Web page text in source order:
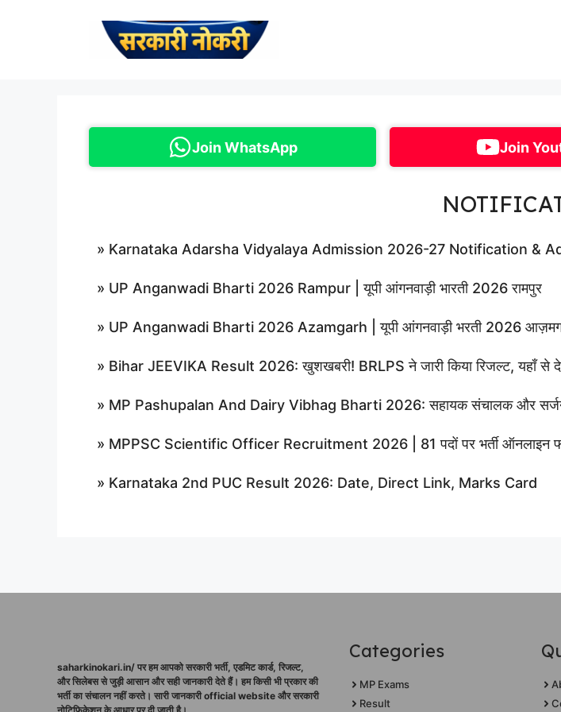
Join WhatsApp Join
» Karnataka Adarsha Vidyalaya Admission 2026-27 Notification &
» UP Anganwadi Bharti 2026 Rampur | यूपी आंगनवाड़ी भारती 2026 रामपुर
» UP Anganwadi Bharti 2026 Azamgarh | यूपी आंगनवाड़ी भरती 2026
» Bihar JEEVIKA Result 2026: खुशखबरी! BRLPS ने जारी किया रिजल्ट, यहाँ
» MP Pashupalan And Dairy Vibhag Bharti 2026: सहायक संचालक और सर्जन
» MPPSC Scientific Officer Recruitment 2026 | 81 पदों पर भर्ती ऑनलाइन
» Karnataka 2nd PUC Result 2026: Date, Direct Link, Marks Card
saharkinokari.in/ पर हम आपको सरकारी भर्ती, एडमिट कार्ड, रिजल्ट,
और सिलेबस से जुड़ी आसान और सही जानकारी देते हैं। हम किसी भी प्रकार की
भर्ती का संचालन नहीं करते। सारी जानकारी official website और सरकारी
Categories
MP Exams
Result